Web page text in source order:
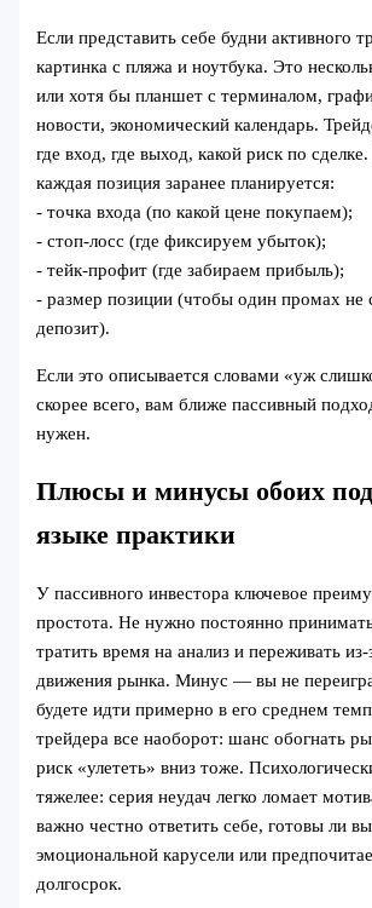
Если представить себе будни активного
картинка с пляжа и ноутбука. Это
или хотя бы планшет с терминалом,
новости, экономический календарь.
где вход, где выход, какой риск по
каждая позиция заранее планируется:
- точка входа (по какой цене покупаем);
- стоп-лосс (где фиксируем убыток);
- тейк-профит (где забираем прибыль);
- размер позиции (чтобы один промах не
депозит).
Если это описывается словами «уж
скорее всего, вам ближе пассивный
нужен.
Плюсы и минусы обоих
языке практики
У пассивного инвестора ключевое
простота. Не нужно постоянно
тратить время на анализ и переживать из-
движения рынка. Минус — вы не
будете идти примерно в его среднем
трейдера все наоборот: шанс обогнать
риск «улететь» вниз тоже.
тяжелее: серия неудач легко ломает
важно честно ответить себе, готовы ли
эмоциональной карусели или
долгосрок.